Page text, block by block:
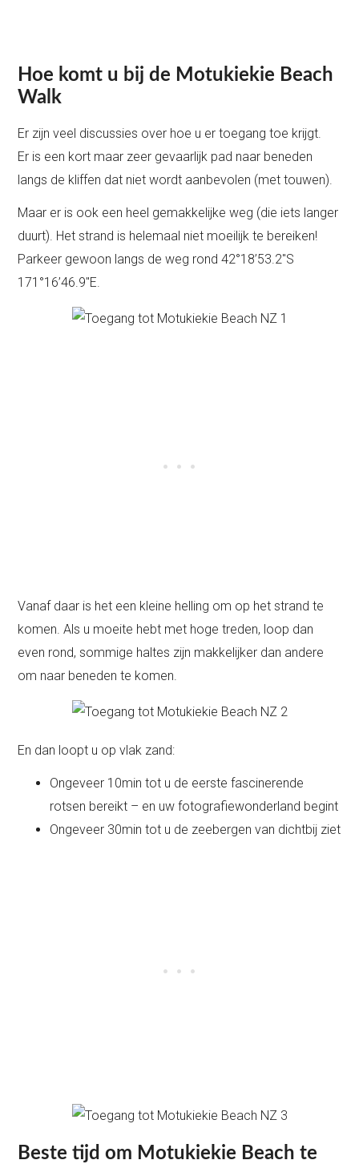
Hoe komt u bij de Motukiekie Beach
Walk
Er zijn veel discussies over hoe u er toegang toe krijgt.
Er is een kort maar zeer gevaarlijk pad naar beneden
langs de kliffen dat niet wordt aanbevolen (met touwen).
Maar er is ook een heel gemakkelijke weg (die iets langer
duurt). Het strand is helemaal niet moeilijk te bereiken!
Parkeer gewoon langs de weg rond 42°18’53.2″S
171°16’46.9″E.
Vanaf daar is het een kleine helling om op het strand te
komen. Als u moeite hebt met hoge treden, loop dan
even rond, sommige haltes zijn makkelijker dan andere
om naar beneden te komen.
En dan loopt u op vlak zand:
Ongeveer 10min tot u de eerste fascinerende
rotsen bereikt – en uw fotografiewonderland begint
Ongeveer 30min tot u de zeebergen van dichtbij ziet
Beste tijd om Motukiekie Beach te